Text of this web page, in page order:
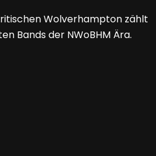
Wolverhampton zählt
Bands der NWoBHM Ära.